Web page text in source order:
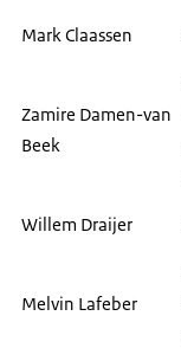
Mark Claassen
Zamire Damen-van
Beek
Willem Draijer
Melvin Lafeber